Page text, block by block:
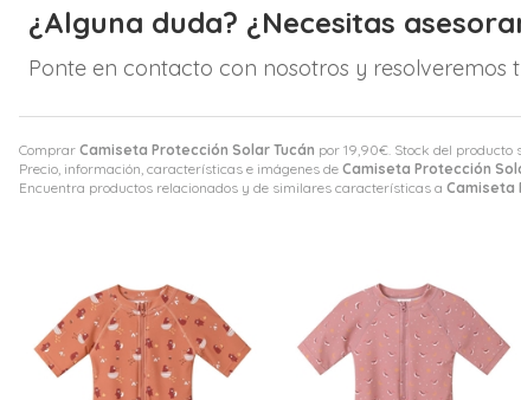
Comprar Camiseta Protección Solar Tucán por 19,90€ . Stock del
Precio, información, características e imágenes de Camiseta Protección
Encuentra productos relacionados y de similares características a Camiseta
¿Alguna duda? ¿Necesitas
Ponte en contacto con nosotros y resolveremos